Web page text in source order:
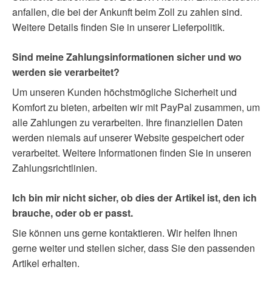
anfallen, die bei der Ankunft beim Zoll zu zahlen sind.
Weitere Details finden Sie in unserer Lieferpolitik.
Sind meine Zahlungsinformationen sicher und wo
werden sie verarbeitet?
Um unseren Kunden höchstmögliche Sicherheit und
Komfort zu bieten, arbeiten wir mit PayPal zusammen, um
alle Zahlungen zu verarbeiten. Ihre finanziellen Daten
werden niemals auf unserer Website gespeichert oder
verarbeitet. Weitere Informationen finden Sie in unseren
Zahlungsrichtlinien.
Ich bin mir nicht sicher, ob dies der Artikel ist, den ich
brauche, oder ob er passt.
Sie können uns gerne kontaktieren. Wir helfen Ihnen
gerne weiter und stellen sicher, dass Sie den passenden
Artikel erhalten.